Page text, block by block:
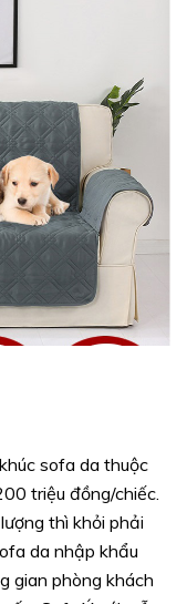
sofa da thuộc
triệu đồng/chiếc.
thì khỏi phải
da nhập khẩu
gian phòng khách